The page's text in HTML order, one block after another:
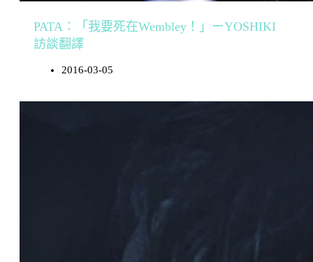
PATA：「我要死在Wembley！」ーYOSHIKI
訪談翻譯
2016-03-05